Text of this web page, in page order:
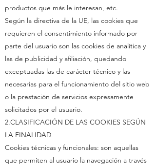
productos que más le interesan, etc.
Según la directiva de la UE, las cookies que
requieren el consentimiento informado por
parte del usuario son las cookies de analítica y
las de publicidad y afiliación, quedando
exceptuadas las de carácter técnico y las
necesarias para el funcionamiento del sitio web
o la prestación de servicios expresamente
solicitados por el usuario.
2.CLASIFICACIÓN DE LAS COOKIES SEGÚN
LA FINALIDAD
Cookies técnicas y funcionales: son aquellas
que permiten al usuario la navegación a través